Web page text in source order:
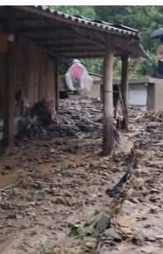
lễ rước Lệnh Ông Sanh
ngư Phan Thiết
Phan Thiết mang
của ngư dân vùng